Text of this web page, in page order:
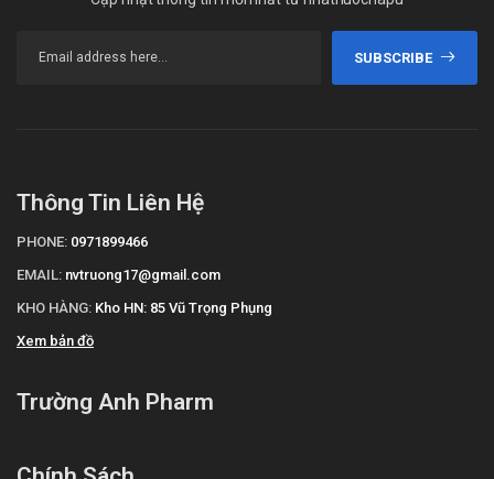
SUBSCRIBE
Thông Tin Liên Hệ
PHONE: 0971899466
EMAIL: nvtruong17@gmail.com
KHO HÀNG: Kho HN: 85 Vũ Trọng Phụng
Xem bản đồ
Trường Anh Pharm